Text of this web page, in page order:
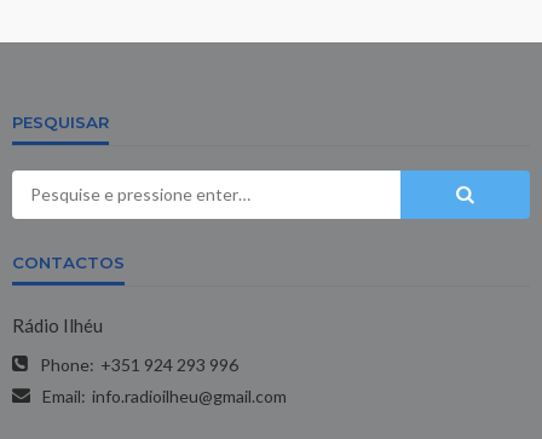
PESQUISAR
CONTACTOS
Rádio Ilhéu
Phone: +351 924 293 996
Email: info.radioilheu@gmail.com